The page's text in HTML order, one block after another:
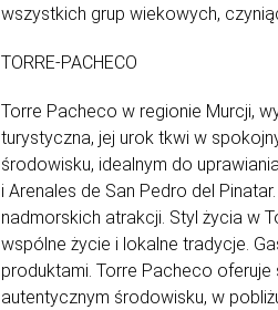
wszystkich grup wiekowych,
TORRE-PACHECO
Torre Pacheco w regionie Murcji,
turystyczna, jej urok tkwi w
środowisku, idealnym do
i Arenales de San Pedro del
nadmorskich atrakcji. Styl życia w
wspólne życie i lokalne tradycje.
produktami. Torre Pacheco
autentycznym środowisku, w